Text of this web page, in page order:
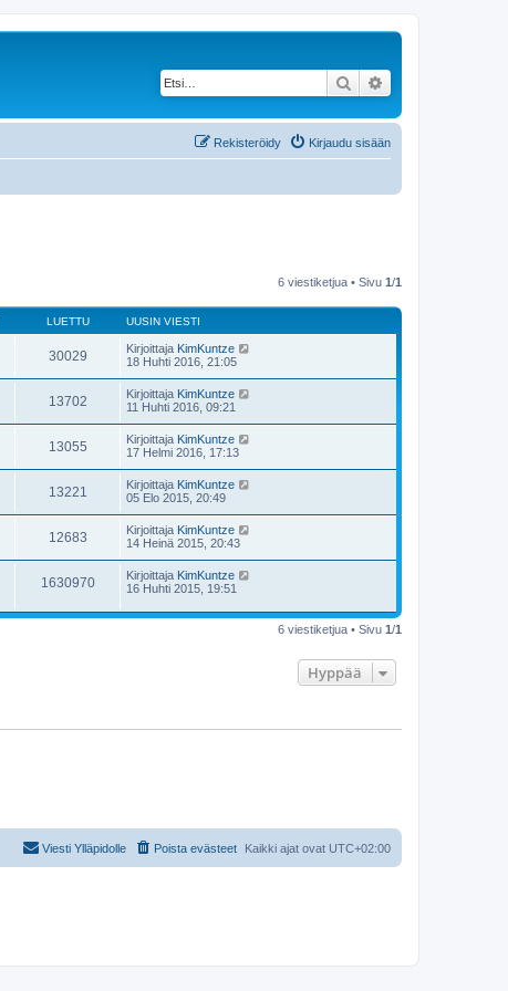
Etsi
Kirjaudu sisään
Rekisteröidy
6 viestiketjua • Sivu 1/1
LUETTU UUSIN VIESTI
30029 Kirjoittaja KimKuntze
18 Huhti 2016, 21:05
13702 Kirjoittaja KimKuntze
11 Huhti 2016, 09:21
13055 Kirjoittaja KimKuntze
17 Helmi 2016, 17:13
13221 Kirjoittaja KimKuntze
05 Elo 2015, 20:49
12683 Kirjoittaja KimKuntze
14 Heinä 2015, 20:43
1630970 Kirjoittaja KimKuntze
16 Huhti 2015, 19:51
6 viestiketjua • Sivu 1/1
Hyppää
Kaikki ajat ovat UTC+02:00
Poista evästeet
Viesti Ylläpidolle